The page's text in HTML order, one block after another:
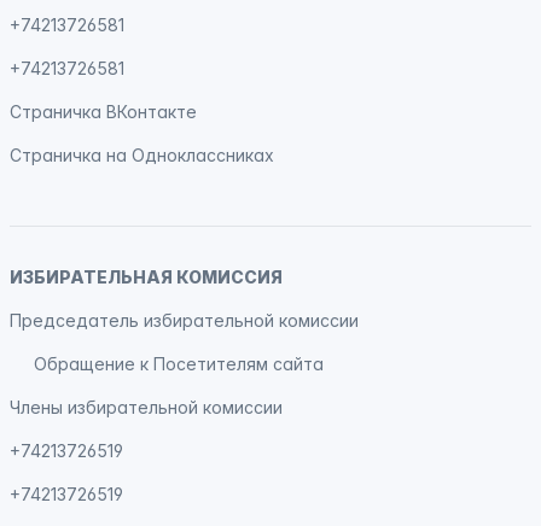
+74213726581
+74213726581
Страничка ВКонтакте
Страничка на Одноклассниках
ИЗБИРАТЕЛЬНАЯ КОМИССИЯ
Председатель избирательной комиссии
Обращение к Посетителям сайта
Члены избирательной комиссии
+74213726519
+74213726519